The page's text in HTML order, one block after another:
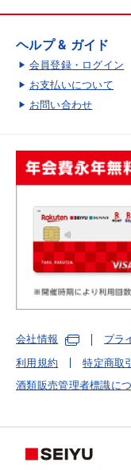
ヘルプ & ガイド
会員登録・ログイン
お支払いについて
お問い合わせ
会社情報 プラ
利用規約
特定商取
酒類販売管理者標識に